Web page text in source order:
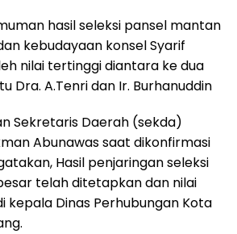
hasil seleksi pansel mantan
kebudayaan konsel Syarif
nilai tertinggi diantara ke dua
Dra. A.Tenri dan Ir. Burhanuddin
Sekretaris Daerah (sekda)
Abunawas saat dikonfirmasi
Hasil penjaringan seleksi
telah ditetapkan dan nilai
kepala Dinas Perhubungan Kota